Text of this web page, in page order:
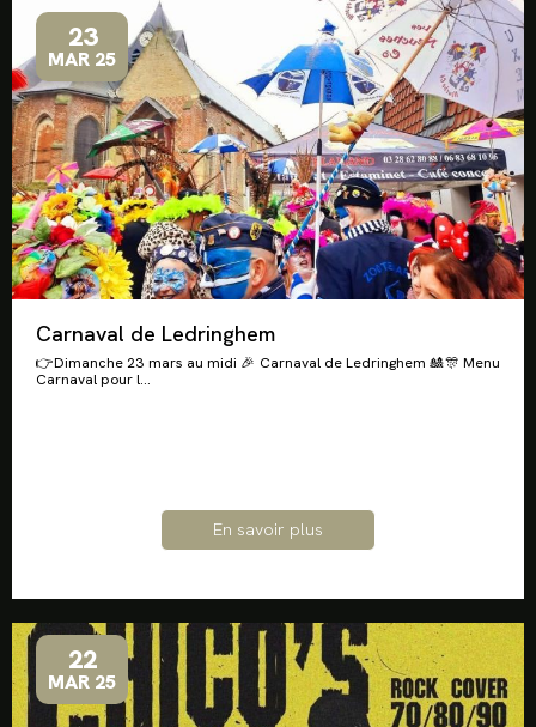
23
MAR 25
Carnaval de Ledringhem
👉Dimanche 23 mars au midi 🎉 Carnaval de Ledringhem 🎎🎊 Menu
Carnaval pour l...
En savoir plus
22
MAR 25